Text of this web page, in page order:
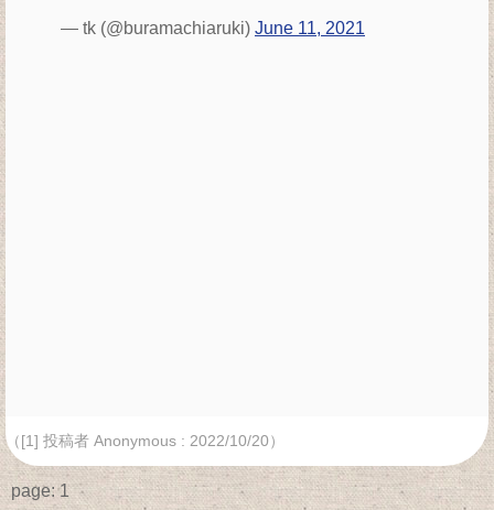
— tk (@buramachiaruki) June 11, 2021
（[1] 投稿者 Anonymous : 2022/10/20）
page:1